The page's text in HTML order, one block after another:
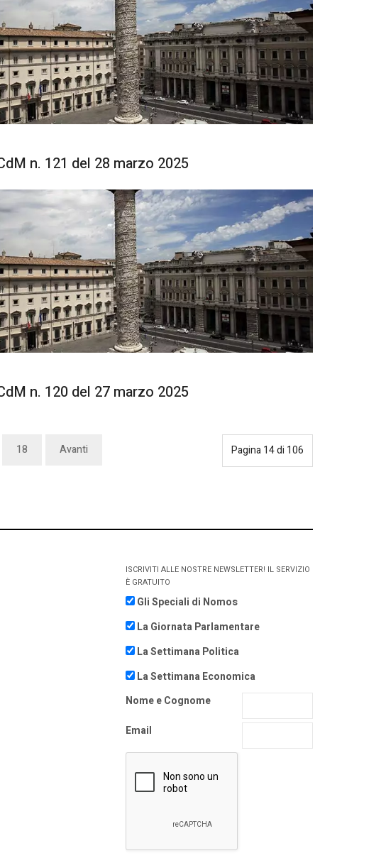
n. 121 del 28 marzo 2025
n. 120 del 27 marzo 2025
Pagina 14 di 106
18 Avanti
ISCRIVITI ALLE NOSTRE NEWSLETTER! IL SERVIZIO
È GRATUITO
Gli Speciali di Nomos
La Giornata Parlamentare
La Settimana Politica
La Settimana Economica
Nome e Cognome
Email